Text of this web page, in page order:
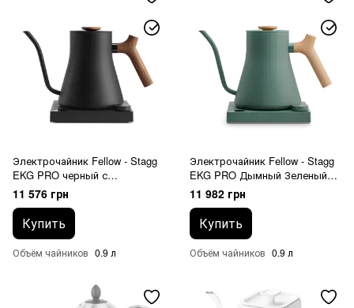
Электрочайник Fellow - Stagg
EKG PRO черный с
деревянной ручкой 0.9 L
11 576 грн
Купить
Объём чайников 0.9 л
Электрочайник Fellow - Stagg
EKG PRO Дымный Зеленый
0.9 L
11 982 грн
Купить
Объём чайников 0.9 л